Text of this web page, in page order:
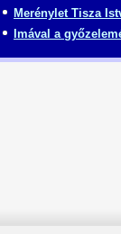
Merénylet Tisza
Imával a